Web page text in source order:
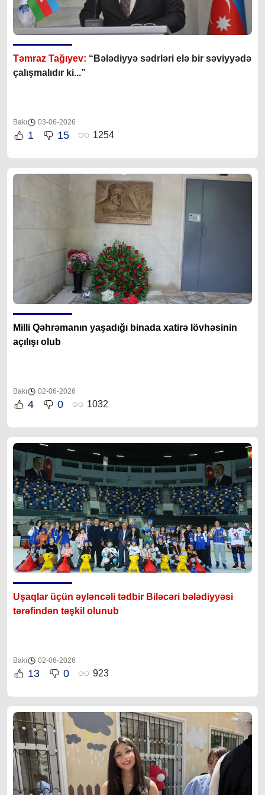
Təmraz Tağıyev: “Bələdiyyə sədrləri elə bir səviyyədə
çalışmalıdır ki...”
Bakı 03-06-2026
1 15 1254
Milli Qəhrəmanın yaşadığı binada xatirə lövhəsinin
açılışı olub
Bakı 02-06-2026
4 0 1032
Uşaqlar üçün əyləncəli tədbir Biləcəri bələdiyyəsi
tərəfindən təşkil olunub
Bakı 02-06-2026
13 0 923